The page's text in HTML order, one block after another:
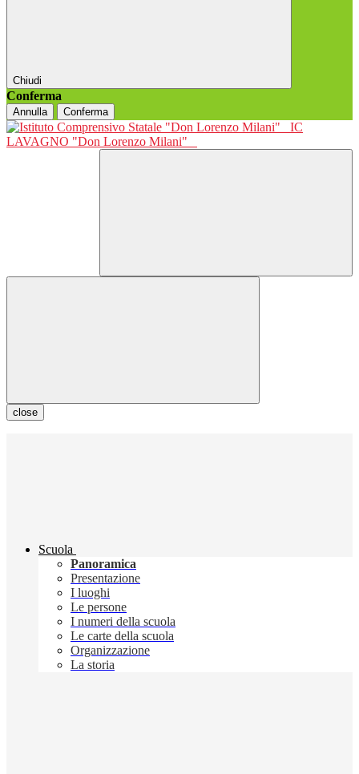
Chiudi
Conferma
Annulla Conferma
IC
LAVAGNO "Don Lorenzo Milani"
close
Scuola
Panoramica
Presentazione
I luoghi
Le persone
I numeri della scuola
Le carte della scuola
Organizzazione
La storia